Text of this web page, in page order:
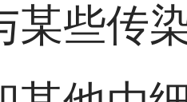
某些传